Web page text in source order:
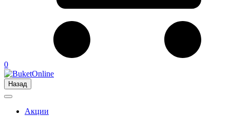
0
Назад
Акции